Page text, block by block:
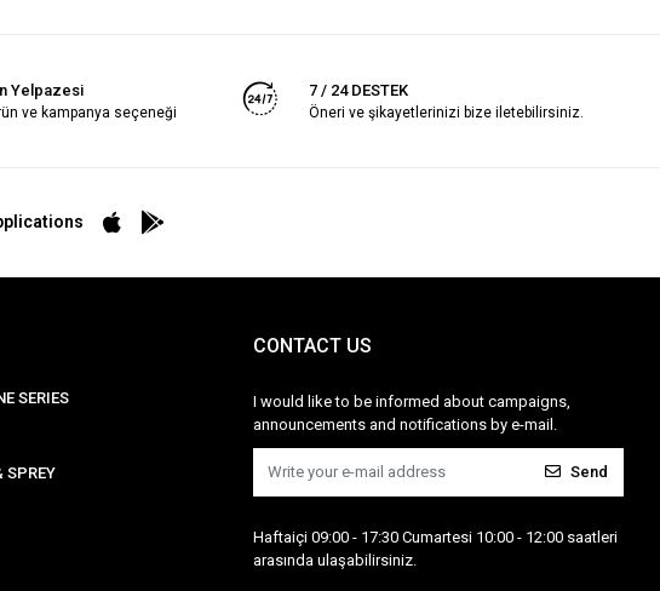
Yelpazesi
ve kampanya seçeneği
7 / 24 DESTEK
Öneri ve şikayetlerinizi bize iletebilirsiniz.
SERIES
SPREY
CONTACT US
I would like to be informed about campaigns,
announcements and notifications by e-mail.
Send
Haftaiçi 09:00 - 17:30 Cumartesi 10:00 - 12:00 saatleri
arasında ulaşabilirsiniz.